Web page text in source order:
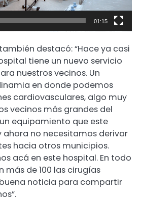
01:15
destacó: “Hace ya casi
tiene un nuevo servicio
nuestros vecinos. Un
en donde podemos
cardiovasculares, algo muy
vecinos más grandes del
equipamiento que este
ahora no necesitamos derivar
hacia otros municipios.
acá en este hospital. En todo
más de 100 las cirugías
buena noticia para compartir